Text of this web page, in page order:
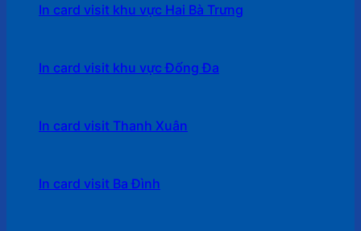
In card visit khu vực Hai Bà Trưng
In card visit khu vực Đống Đa
In card visit Thanh Xuân
In card visit Ba Đình